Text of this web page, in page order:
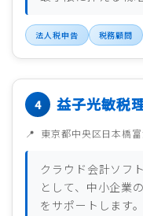
法人税申告 税務顧問
益子光敏税
東京都中央区日本橋
クラウド会計ソフ
として、中小企業
をサポートします。